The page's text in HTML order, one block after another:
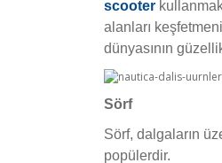
scooter
alanları
dünyasının
Sörf
Sörf, dalgaların
popülerdir.